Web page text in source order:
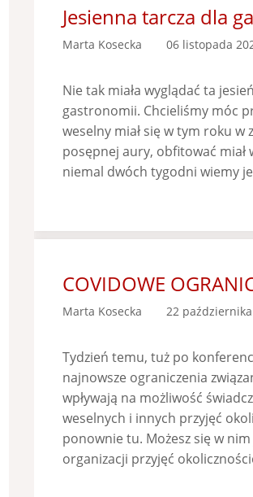
Jesienna tarcza dla
Marta Kosecka 06 listopada
Nie tak miała wyglądać ta
gastronomii. Chcieliśmy móc
weselny miał się w tym roku w
posępnej aury, obfitować miał
niemal dwóch tygodni wiemy
COVIDOWE
Marta Kosecka 22
Tydzień temu, tuż po
najnowsze ograniczenia
wpływają na możliwość
weselnych i innych przyjęć
ponownie tu. Możesz się w
organizacji przyjęć